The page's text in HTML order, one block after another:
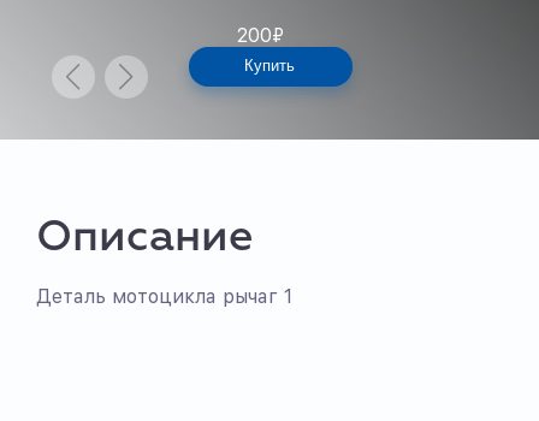
200₽
Купить
Описание
Деталь мотоцикла рычаг 1